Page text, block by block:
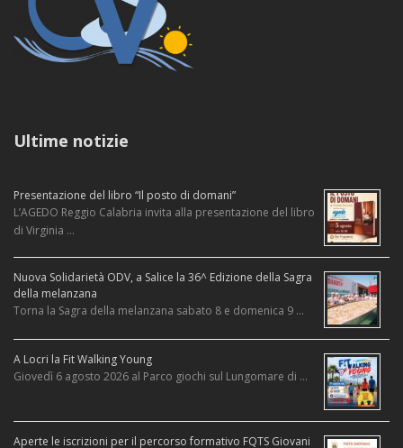
Ultime notizie
Presentazione del libro “Il posto di domani”
L’AGEDO Reggio Calabria invita alla presentazione del libro
di Virginia …
Nuova Solidarietà ODV, a Salice la 36^ Edizione della Sagra
della melanzana
Torna la Sagra della melanzana sabato 8 e domenica 9 …
A Locri la Fit Walking Young
Giovedì 6 agosto 2026 al Parco giochi sul Lungomare di …
Aperte le iscrizioni per il percorso formativo FQTS Giovani